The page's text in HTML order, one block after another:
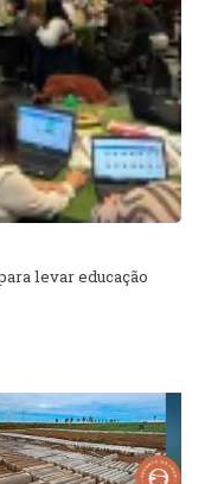
levar educação